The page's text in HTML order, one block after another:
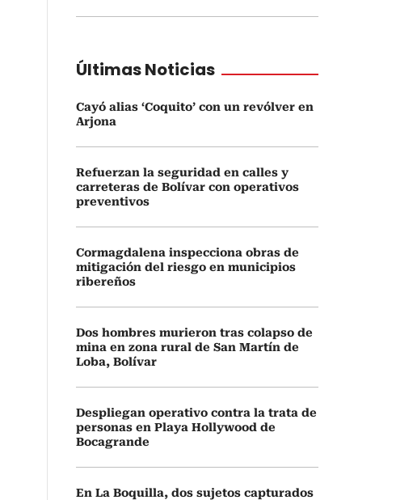
Últimas Noticias
Cayó alias ‘Coquito’ con un revólver en
Arjona
Refuerzan la seguridad en calles y
carreteras de Bolívar con operativos
preventivos
Cormagdalena inspecciona obras de
mitigación del riesgo en municipios
ribereños
Dos hombres murieron tras colapso de
mina en zona rural de San Martín de
Loba, Bolívar
Despliegan operativo contra la trata de
personas en Playa Hollywood de
Bocagrande
En La Boquilla, dos sujetos capturados